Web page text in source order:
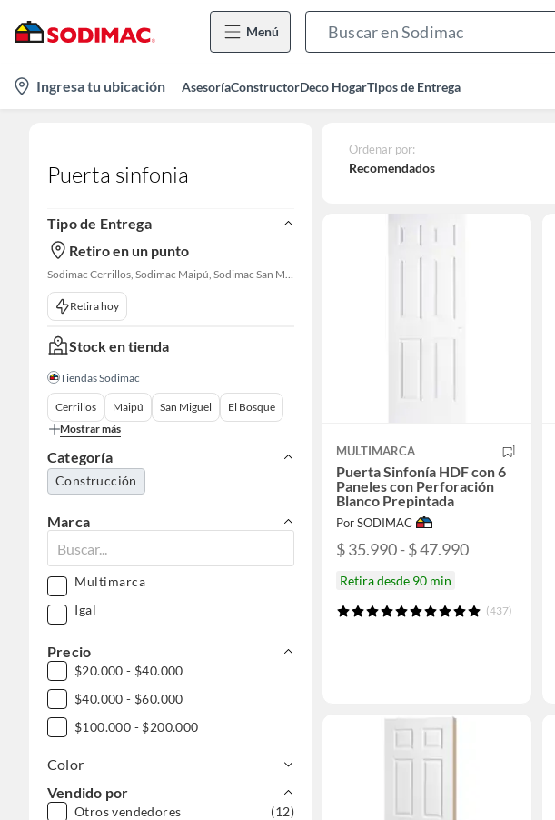
Menú
location-
icon
Ingresa tu ubicación AsesoríaConstructorDeco HogarTipos de Entrega
Puerta sinfonia
Tipo de Entrega
Retiro en un punto
Sodimac Cerrillos, Sodimac Maipú, Sodimac San Miguel, Sodimac El Bosque, Sodimac San Bernardo, Constructor Cantagallo, Sodimac Talagante, Sodimac San Fernando
Retira hoy
Stock en tienda
Tiendas Sodimac
Cerrillos Maipú San Miguel
El Bosque
Mostrar más
Categoría
Construcción
Marca
Multimarca
Igal
Precio
$20.000 - $40.000
$40.000 - $60.000
$100.000 - $200.000
Color
Vendido por
Otros vendedores
(12)
Ordenar por:
Recomendados
MULTIMARCA
Puerta Sinfonía HDF con 6
Paneles con Perforación
Blanco Prepintada
Por SODIMAC
$ 35.990 - $ 47.990
Retira desde 90 min
(437)